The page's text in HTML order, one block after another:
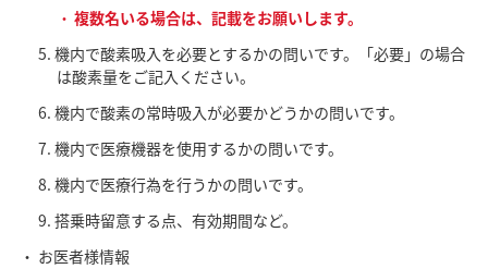
複数名いる場合は、記載をお願いします。
機内で酸素吸入を必要とするかの問いです。「必要」の場合
は酸素量をご記入ください。
機内で酸素の常時吸入が必要かどうかの問いです。
機内で医療機器を使用するかの問いです。
機内で医療行為を行うかの問いです。
搭乗時留意する点、有効期間など。
お医者様情報